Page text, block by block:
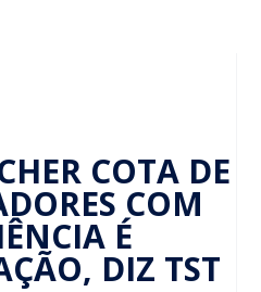
COTA DE
COM
É
DIZ TST